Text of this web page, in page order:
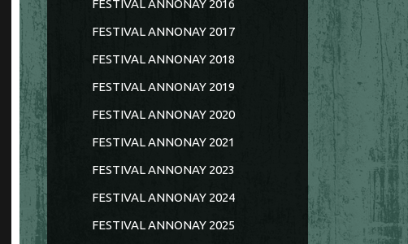
FESTIVAL ANNONAY 2016
FESTIVAL ANNONAY 2017
FESTIVAL ANNONAY 2018
FESTIVAL ANNONAY 2019
FESTIVAL ANNONAY 2020
FESTIVAL ANNONAY 2021
FESTIVAL ANNONAY 2023
FESTIVAL ANNONAY 2024
FESTIVAL ANNONAY 2025